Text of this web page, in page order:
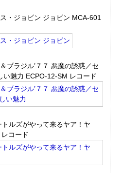
・ジョビン ジョビン MCA-601
ブラジル’７７ 悪魔の誘惑／セ
い魅力 ECPO-12-SM レコード
ルズがやって来るヤア！ヤ
コード